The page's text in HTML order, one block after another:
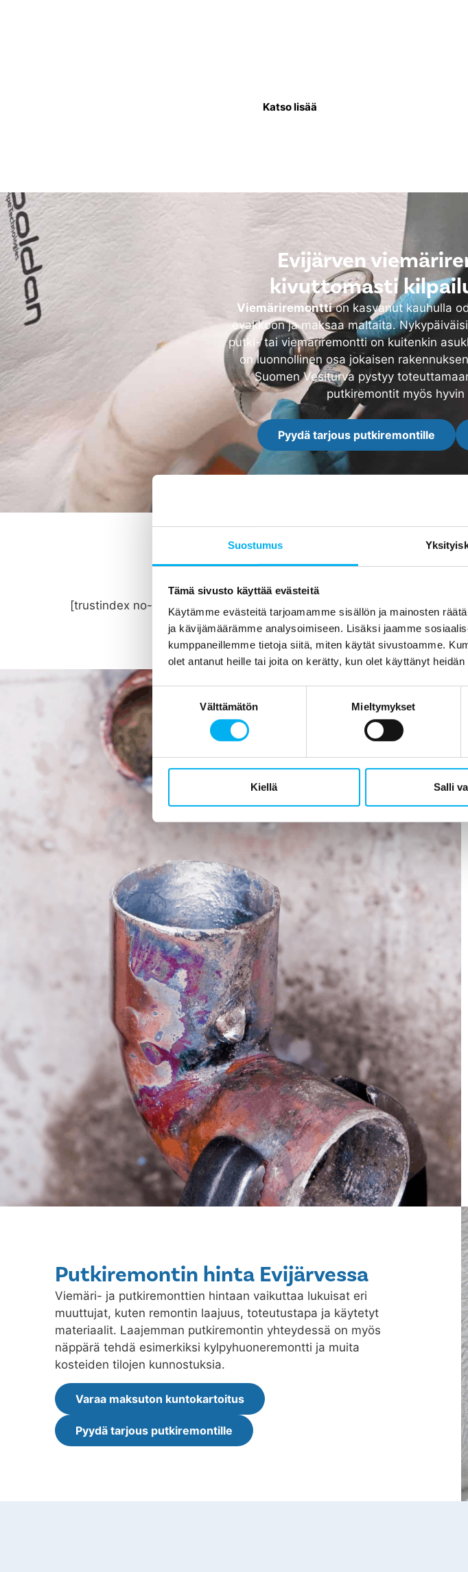
Suostumus
Tämä sivusto käyttää evästeitä
Käytämme evästeitä tarjoamamme sisällön ja mainosten
ja kävijämäärämme analysoimiseen. Lisäksi jaamme
kumppaneillemme tietoja siitä, miten käytät sivustoamme.
olet antanut heille tai joita on kerätty, kun olet käyttänyt heidän
valinta
Välttämätön Mieltymykset
Kiellä Salli
Katso lisää
Evijärven
kivuttomasti
Viemäriremonttion kasvanut kauhulla
evakkoon ja maksaa maltaita.
putki- tai viemäriremontti on kuitenkin
on luonnollinen osa jokaisen
Suomen Vesiturva pystyy
putkiremontit myös
Pyydä tarjous putkiremontille
[trustindex no-registration=google]
Putkiremontin hinta Evijärvessa
Viemäri- ja putkiremonttien hintaan vaikuttaa lukuisat eri
muuttujat, kuten remontin laajuus, toteutustapa ja käytetyt
materiaalit. Laajemman putkiremontin yhteydessä on myös
näppärä tehdä esimerkiksi kylpyhuoneremontti ja muita
kosteiden tilojen kunnostuksia.
Varaa maksuton kuntokartoitus
Pyydä tarjous putkiremontille